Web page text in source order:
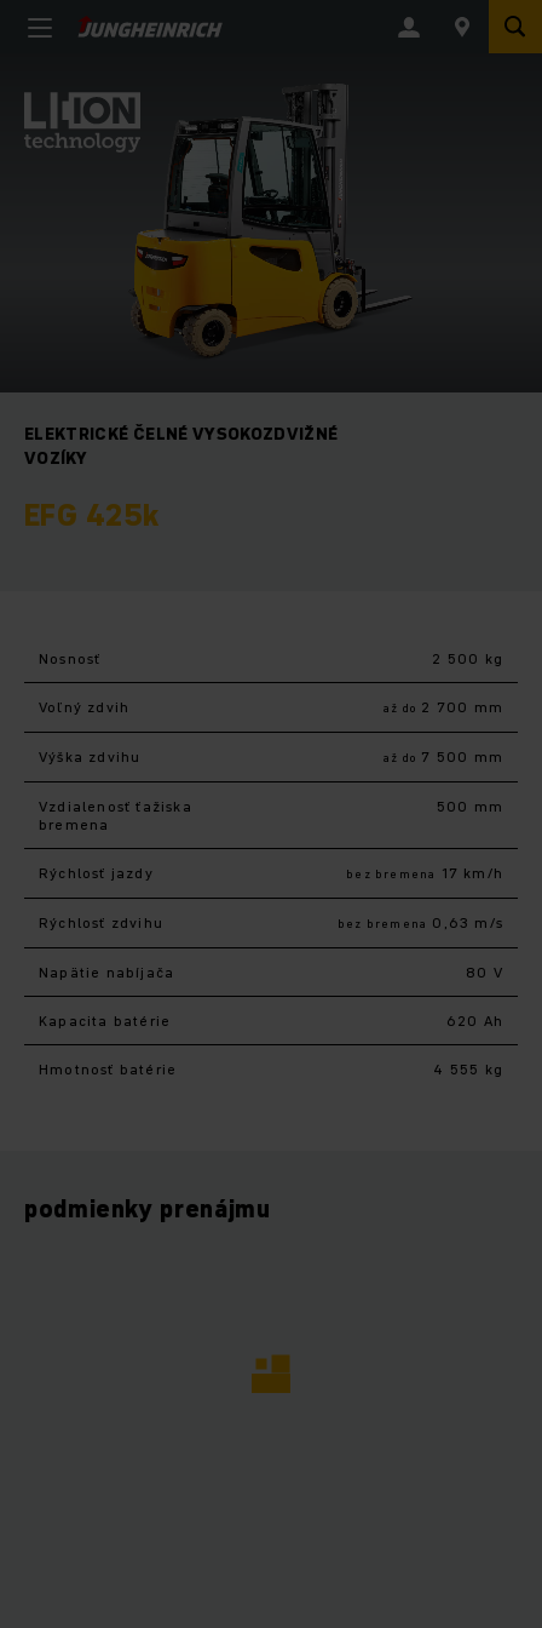
ELEKTRICKÉ ČELNÉ VYSOKOZDVIŽNÉ
VOZÍKY
EFG 425k
Nosnosť 2 500 kg
Voľný zdvih až do 2 700 mm
Výška zdvihu až do 7 500 mm
Vzdialenosť ťažiska
bremena
500 mm
Rýchlosť jazdy bez bremena 17 km/h
Rýchlosť zdvihu bez bremena 0,63 m/s
Napätie nabíjača 80 V
Kapacita batérie 620 Ah
Hmotnosť batérie 4 555 kg
podmienky prenájmu